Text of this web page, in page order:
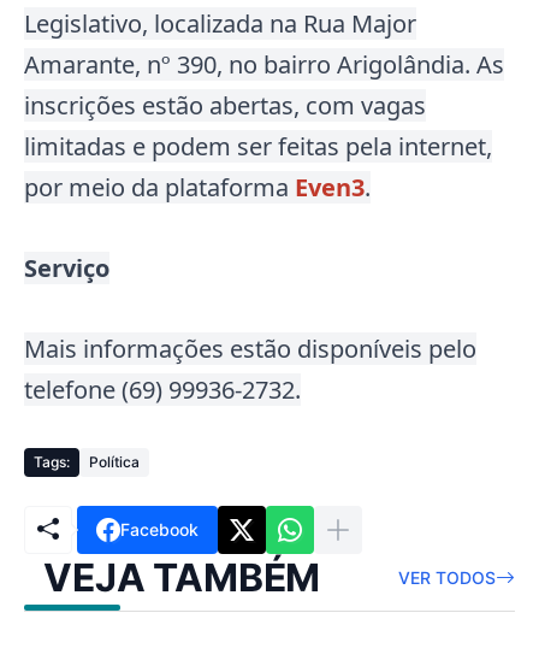
Legislativo, localizada na Rua Major
Amarante, nº 390, no bairro Arigolândia. As
inscrições estão abertas, com vagas
limitadas e podem ser feitas pela internet,
por meio da plataforma Even3.
Serviço
Mais informações estão disponíveis pelo
telefone (69) 99936-2732.
Tags: Política
Facebook
VEJA TAMBÉM VER TODOS